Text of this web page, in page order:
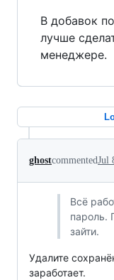
В добавок
лучше
менеджере.
ghostcommentedJul
Всё
пароль.
зайти.
Удалите
заработает.